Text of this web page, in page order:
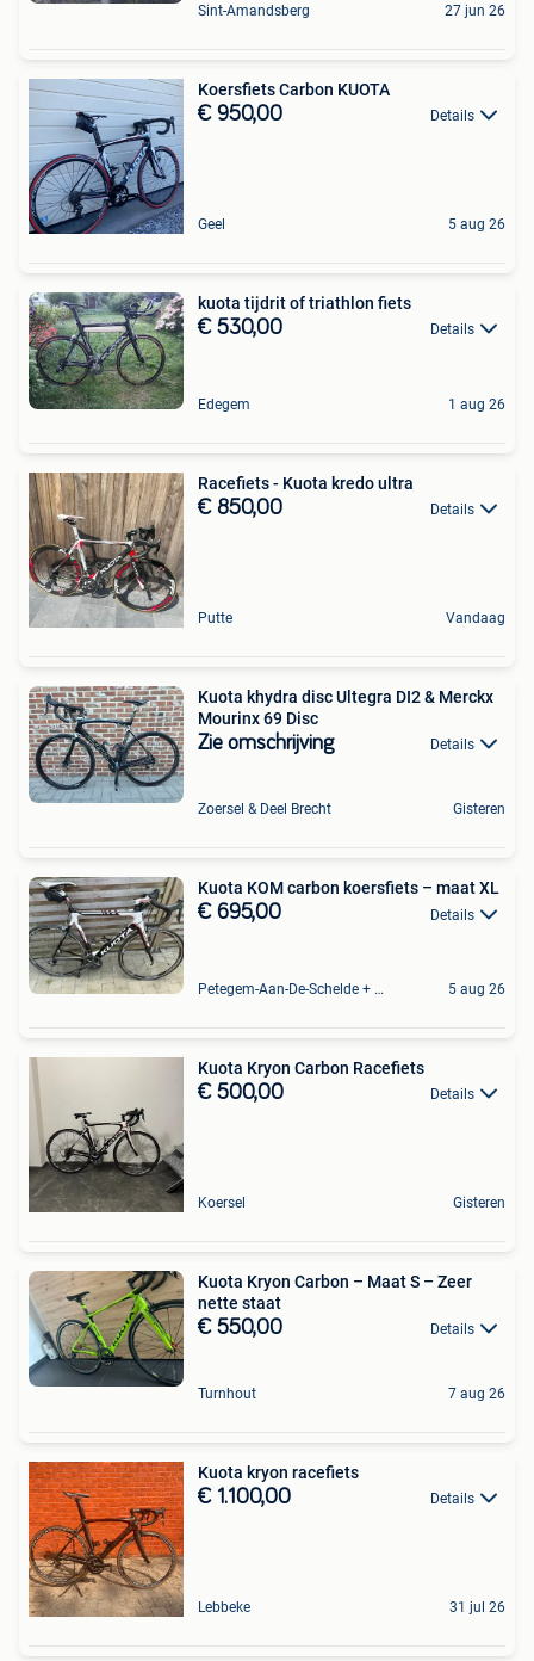
Sint-Amandsberg 27 jun 26
Koersfiets Carbon KUOTA
€ 950,00 Details
Geel 5 aug 26
kuota tijdrit of triathlon fiets
€ 530,00 Details
Edegem 1 aug 26
Racefiets - Kuota kredo ultra
€ 850,00 Details
Putte Vandaag
Kuota khydra disc Ultegra DI2 & Merckx
Mourinx 69 Disc
Zie omschrijving Details
Zoersel & Deel Brecht Gisteren
Kuota KOM carbon koersfiets – maat XL
€ 695,00 Details
Petegem-Aan-De-Schelde + Deel Van Oudenaarde 5 aug 26
Kuota Kryon Carbon Racefiets
€ 500,00 Details
Koersel Gisteren
Kuota Kryon Carbon – Maat S – Zeer
nette staat
€ 550,00 Details
Turnhout 7 aug 26
Kuota kryon racefiets
€ 1.100,00 Details
Lebbeke 31 jul 26